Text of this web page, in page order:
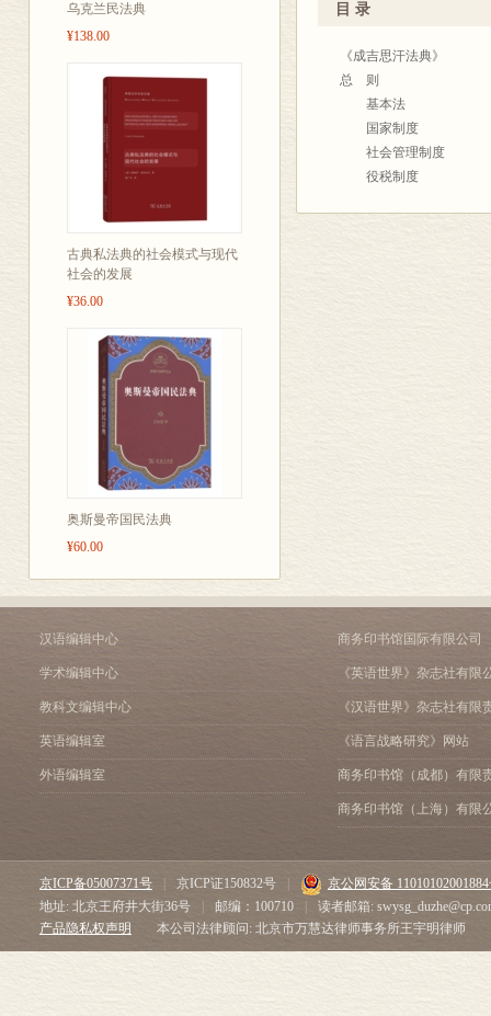
乌克兰民法典
¥138.00
古典私法典的社会模式与现代
社会的发展
¥36.00
奥斯曼帝国民法典
¥60.00
《成吉思汗法典》已失
坚信只要我们悉心探索
我们必须承认，我们的
然摸索的阶段，甚至没
我们的著作是我们课题
产物。我们首先在广义
文和文章，重点研究了
目 录
《成吉思汗法典》
总 则
基本法
国家制度
社会管理制度
役税制度
第二节 《成吉思汗法
第三节 《成吉思汗法
第一节 国家制度的概
第二节 忽里勒台制度
第三节 札尔忽赤制度
第四节 文字(教育)制
第五节 兵役制度
第六节 平等劳动制度
第七节 宗教信仰自由
第一节 社会管理制度
第二节 户籍制度
第五章 役税制度
第一节 役税制度概述
汉语编辑中心
学术编辑中心
教科文编辑中心
英语编辑室
外语编辑室
商务印书馆国际有限公司
《英语世界》杂志社有限
《汉语世界》杂志社有限
《语言战略研究》网站
商务印书馆（成都）有限
商务印书馆（上海）有限
京ICP备05007371号 京ICP证150832号
京公网安备
地址: 北京王府井大街36号
邮编：100710
读者邮箱:
产品隐私权声明
本公司法律顾问: 北京市万慧达律师事务所王宇明律师